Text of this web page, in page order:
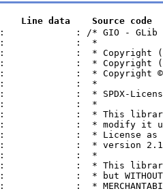
Line data    Source code
: /* GIO -
:  *
:  * Copyright
:  * Copyright
:  * Copyright
:  *
:  * SPDX-
:  *
:  * This
:  * modify it
:  * License
:  * version
:  *
:  * This
:  * but
:  *